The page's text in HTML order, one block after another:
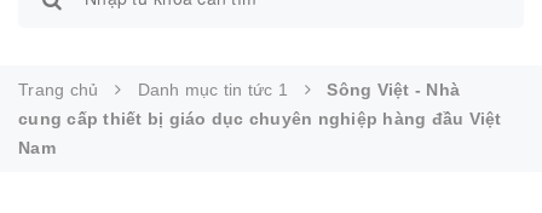
Trang chủ Danh mục tin tức 1
Sông Việt - Nhà
cung cấp thiết bị giáo dục chuyên nghiệp hàng đầu Việt
Nam